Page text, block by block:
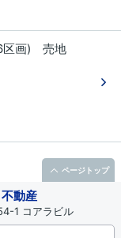
区画) 売地
動産
1 コアラビル
ページトップ